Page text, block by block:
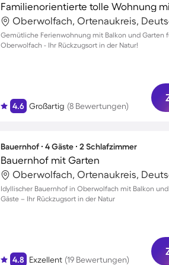
Oberwolfach, Ortenaukreis,
Gemütliche Ferienwohnung mit Balkon und Garten
Oberwolfach - Ihr Rückzugsort in der Natur!
4.6 Großartig (8 Bewertungen)
Bauernhof ∙ 4 Gäste ∙ 2 Schlafzimmer
Bauernhof mit Garten
Oberwolfach, Ortenaukreis,
Idyllischer Bauernhof in Oberwolfach mit Balkon
Gäste – Ihr Rückzugsort in der Natur
4.8 Exzellent (19 Bewertungen)